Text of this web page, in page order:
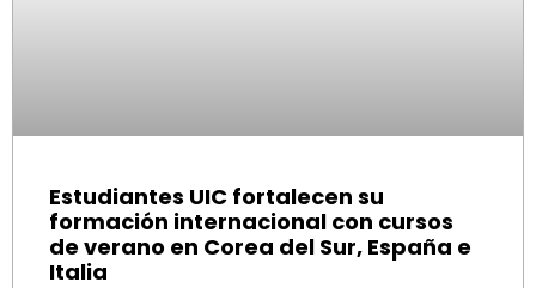
Estudiantes UIC fortalecen su
formación internacional con cursos
de verano en Corea del Sur, España e
Italia